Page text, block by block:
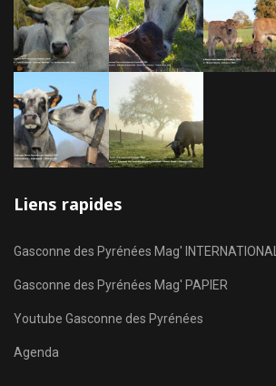
Liens rapides
Gasconne des Pyrénées Mag' INTERNATIONAL
Gasconne des Pyrénées Mag' PAPIER
Youtube Gasconne des Pyrénées
Agenda